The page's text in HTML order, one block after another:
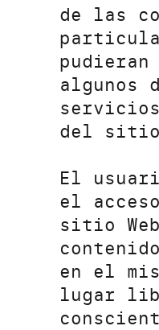
de las
algunos
del sitio
El
el
sitio
en el
lugar